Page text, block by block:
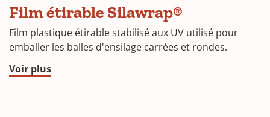
Film étirable Silawrap®
in
a
Film plastique étirable stabilisé aux UV utilisé pour
emballer les balles d'ensilage carrées et rondes.
Voir plus(Opens